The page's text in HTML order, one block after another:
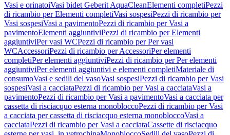
Vasi e orinatoiVasi bidet Geberit AquaCleanElementi completiPezzi
di ricambio per Elementi completiVasi sospesiPezzi di ricambio per
Vasi sospesiVasi a pavimentoPezzi di ricambio per Vasi a
pavimentoElementi aggiuntiviPezzi di ricambio per Elementi
aggiuntiviPer vasi WCPezzi di ricambio per Per vasi
WCAccessoriPezzi di ricambio per AccessoriPer elementi
completiPer elementi aggiuntiviPezzi di ricambio per Per elementi
aggiuntiviPer elementi aggiuntivi e elementi completiMateriale di
consumoVasi e sedili del vasoVasi sospesiPezzi di ricambio per Vasi
sospesiVasi a cacciataPezzi di ricambio per Vasi a cacciataVasi a
pavimentoPezzi di ricambio per Vasi a pavimentoVasi a cacciata per
cassetta di risciacquo esterna monobloccoPezzi di ricambio per Vasi
a cacciata per cassetta di risciacquo esterna monobloccoVasi a
cacciataPezzi di ricambio per Vasi a cacciataCassette di risciacquo